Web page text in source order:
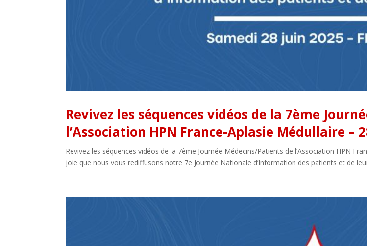
Revivez les séquences vidéos de la 7ème
l’Association HPN France-Aplasie Médullaire –
Revivez les séquences vidéos de la 7ème Journée Médecins/Patients de l’Association HPN
joie que nous vous rediffusons notre 7e Journée Nationale d’Information des patients et de